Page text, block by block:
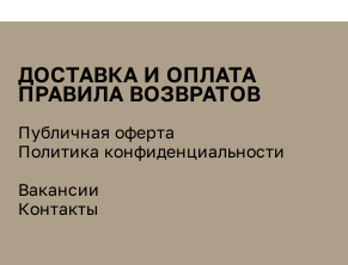
ДОСТАВКА И ОПЛАТА
ПРАВИЛА ВОЗВРАТОВ
Публичная оферта
Политика конфиденциальности
Вакансии
Контакты